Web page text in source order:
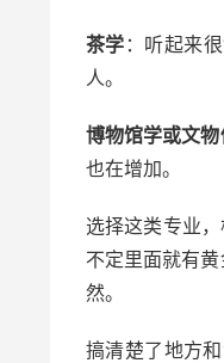
茶学 ：听起来
人。
博物馆学或文物
也在增加。
选择这类专业
不定里面就有
然。
搞清楚了地方